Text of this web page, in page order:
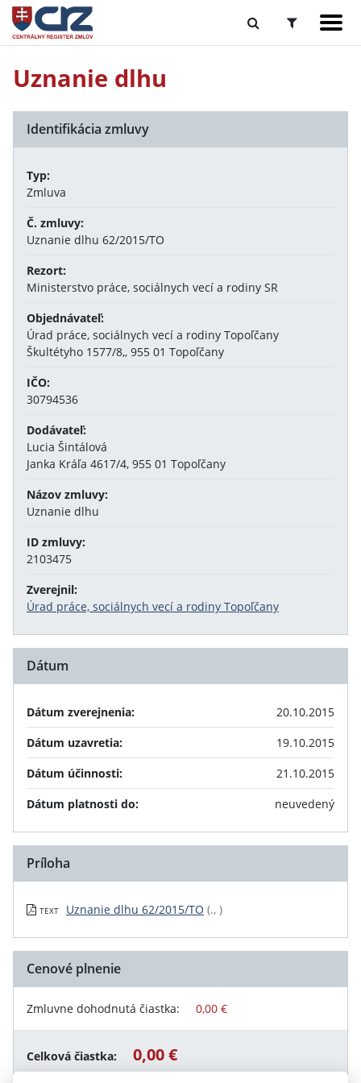
Uznanie dlhu
Identifikácia zmluvy
Typ:
Zmluva
Č. zmluvy:
Uznanie dlhu 62/2015/TO
Rezort:
Ministerstvo práce, sociálnych vecí a rodiny SR
Objednávateľ:
Úrad práce, sociálnych vecí a rodiny Topoľčany
Škultétyho 1577/8,, 955 01 Topoľčany
IČO:
30794536
Dodávateľ:
Lucia Šintálová
Janka Kráľa 4617/4, 955 01 Topoľčany
Názov zmluvy:
Uznanie dlhu
ID zmluvy:
2103475
Zverejnil:
Úrad práce, sociálnych vecí a rodiny Topoľčany
Dátum
Dátum zverejnenia:
20.10.2015
Dátum uzavretia:
19.10.2015
Dátum účinnosti:
21.10.2015
Dátum platnosti do:
neuvedený
Príloha
TEXT Uznanie dlhu 62/2015/TO (., )
Cenové plnenie
Zmluvne dohodnutá čiastka: 0,00 €
Celková čiastka: 0,00 €